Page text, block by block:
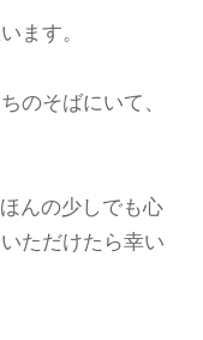
ます。
のそばにいて、
んの少しでも心
ただけたら幸い